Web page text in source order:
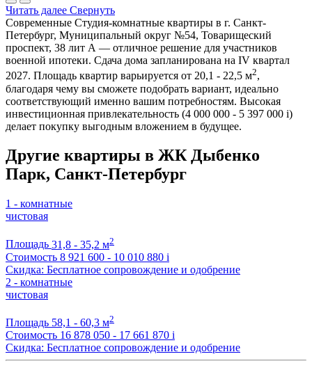
Читать далее Свернуть
Современные Студия-комнатные квартиры в г. Санкт-
Петербург, Муниципальный округ №54, Товарищеский
проспект, 38 лит А — отличное решение для участников
военной ипотеки. Сдача дома запланирована на IV квартал
2027. Площадь квартир варьируется от 20,1 - 22,5 м2,
благодаря чему вы сможете подобрать вариант, идеально
соответствующий именно вашим потребностям. Высокая
инвестиционная привлекательность (4 000 000 - 5 397 000 i)
делает покупку выгодным вложением в будущее.
Другие квартиры в ЖК Дыбенко
Парк, Санкт-Петербург
1 - комнатные
чистовая
Площадь 31,8 - 35,2 м2
Стоимость 8 921 600 - 10 010 880 i
Скидка: Бесплатное сопровождение и одобрение
2 - комнатные
чистовая
Площадь 58,1 - 60,3 м2
Стоимость 16 878 050 - 17 661 870 i
Скидка: Бесплатное сопровождение и одобрение